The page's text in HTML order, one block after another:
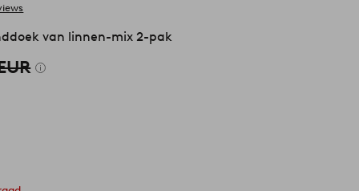
van linnen-mix 2-pak